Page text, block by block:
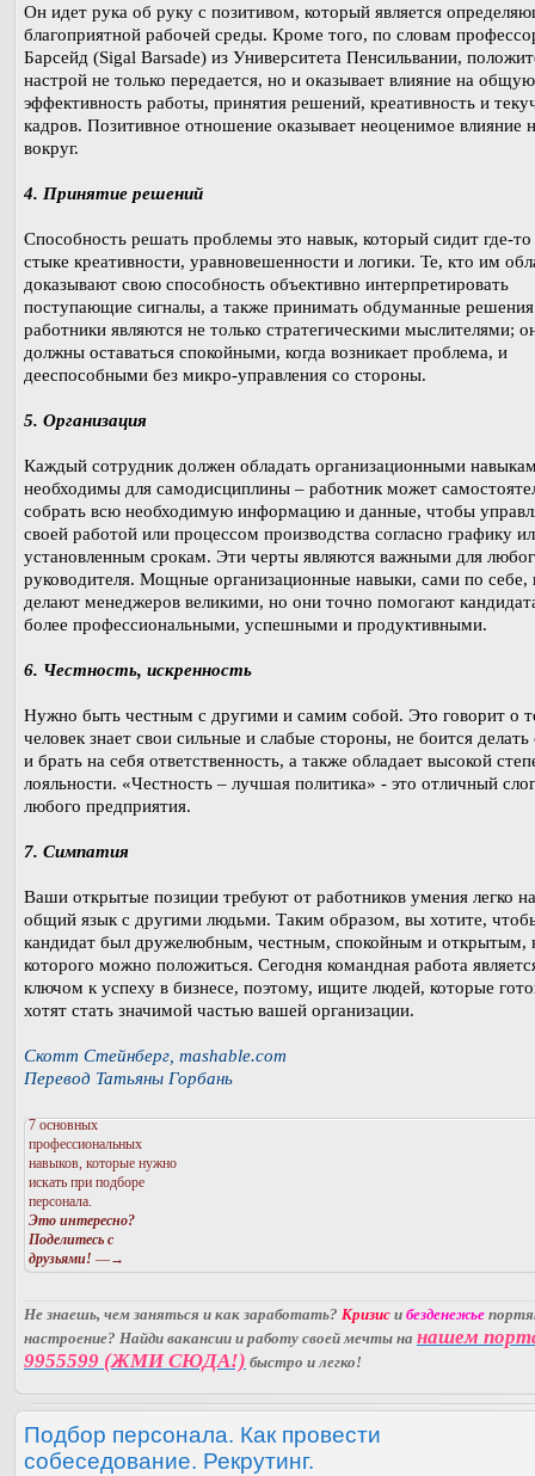
Он идет рука об руку с позитивом, который является
благоприятной рабочей среды. Кроме того, по словам
Барсейд (Sigal Barsade) из Университета Пенсильвании,
настрой не только передается, но и оказывает влияние на общую
эффективность работы, принятия решений, креативность и
кадров. Позитивное отношение оказывает неоценимое влияние
вокруг.
4. Принятие решений
Способность решать проблемы это навык, который сидит где-то
стыке креативности, уравновешенности и логики. Те, кто им
доказывают свою способность объективно интерпретировать
поступающие сигналы, а также принимать обдуманные
работники являются не только стратегическими мыслителями;
должны оставаться спокойными, когда возникает проблема, и
дееспособными без микро-управления со стороны.
5. Организация
Каждый сотрудник должен обладать организационными
необходимы для самодисциплины – работник может
собрать всю необходимую информацию и данные, чтобы
своей работой или процессом производства согласно графику
установленным срокам. Эти черты являются важными для
руководителя. Мощные организационные навыки, сами по себе,
делают менеджеров великими, но они точно помогают
более профессиональными, успешными и продуктивными.
6. Честность, искренность
Нужно быть честным с другими и самим собой. Это говорит о
человек знает свои сильные и слабые стороны, не боится
и брать на себя ответственность, а также обладает высокой
лояльности. «Честность – лучшая политика» - это отличный
любого предприятия.
7. Симпатия
Ваши открытые позиции требуют от работников умения легко
общий язык с другими людьми. Таким образом, вы хотите,
кандидат был дружелюбным, честным, спокойным и открытым,
которого можно положиться. Сегодня командная работа
ключом к успеху в бизнесе, поэтому, ищите людей, которые
хотят стать значимой частью вашей организации.
Скотт Стейнберг, mashable.com
Перевод Татьяны Горбань
7 основных
профессиональных
навыков, которые нужно
искать при подборе
персонала.
Это интересно?
Поделитесь с
друзьями! —→
Не знаешь, чем заняться и как заработать? Кризис и безденежье
настроение? Найди вакансии и работу своей мечты на нашем
9955599 (ЖМИ СЮДА!) быстро и легко!
Подбор персонала. Как провести
собеседование. Рекрутинг.